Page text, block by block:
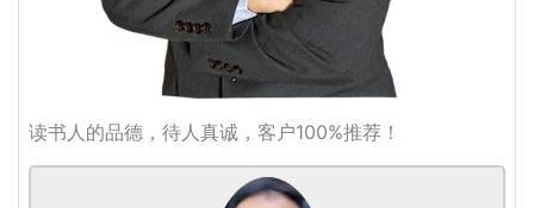
读书人的品德，待人真诚，客户100%推荐！